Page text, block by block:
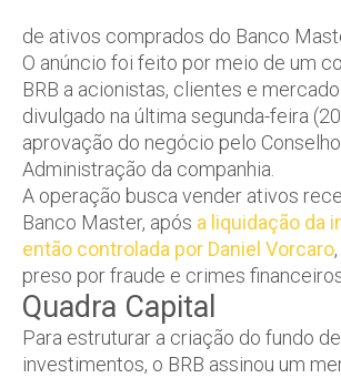
de ativos comprados do Banco
O anúncio foi feito por meio de um
BRB a acionistas, clientes e
divulgado na última segunda-feira
aprovação do negócio pelo
Administração da companhia.
A operação busca vender ativos
Banco Master, após a liquidação da
então controlada por Daniel Vorcaro
preso por fraude e crimes
Quadra Capital
Para estruturar a criação do fundo de
investimentos, o BRB assinou um